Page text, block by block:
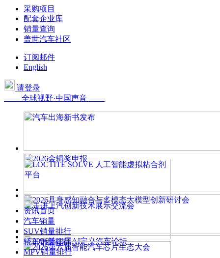
采购项目
配套企业库
销量查询
盖世汽车社区
订阅邮件
English
请登录
—— 全球视野·中国声音 ——
资讯首页
汽车销量
SUV销量排行
轿车销量排行
MPV销量排行